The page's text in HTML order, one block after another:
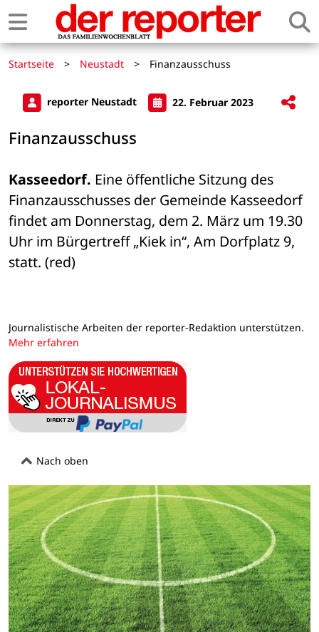
Startseite > Neustadt > Finanzausschuss
reporter Neustadt 22. Februar 2023
Finanzausschuss
Kasseedorf. Eine öffentliche Sitzung des
Finanzausschusses der Gemeinde Kasseedorf
findet am Donnerstag, dem 2. März um 19.30
Uhr im Bürgertreff „Kiek in“, Am Dorfplatz 9,
statt. (red)
Journalistische Arbeiten der reporter-Redaktion unterstützen.
Mehr erfahren
Nach oben